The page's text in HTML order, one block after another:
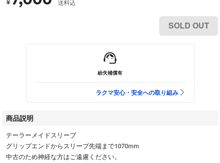
送料込
SOLD OUT
紛失補償有
ラクマ安心・安全への取り組み
商品説明
テーラーメイドスリーブ
グリップエンドからスリーブ先端まで1070mm
中古のため神経な方はご遠慮ください。